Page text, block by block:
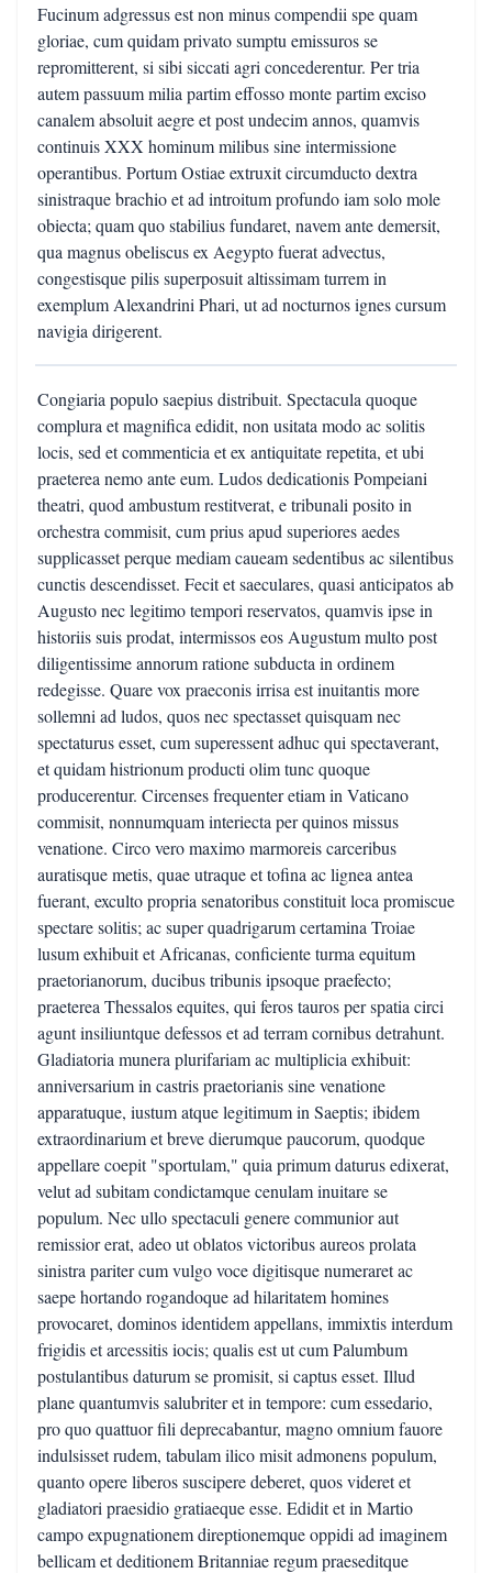
Fucinum adgressus est non minus compendii spe quam
gloriae, cum quidam privato sumptu emissuros se
repromitterent, si sibi siccati agri concederentur. Per tria
autem passuum milia partim effosso monte partim exciso
canalem absoluit aegre et post undecim annos, quamvis
continuis XXX hominum milibus sine intermissione
operantibus. Portum Ostiae extruxit circumducto dextra
sinistraque brachio et ad introitum profundo iam solo mole
obiecta; quam quo stabilius fundaret, navem ante demersit,
qua magnus obeliscus ex Aegypto fuerat advectus,
congestisque pilis superposuit altissimam turrem in
exemplum Alexandrini Phari, ut ad nocturnos ignes cursum
navigia dirigerent.
Congiaria populo saepius distribuit. Spectacula quoque
complura et magnifica edidit, non usitata modo ac solitis
locis, sed et commenticia et ex antiquitate repetita, et ubi
praeterea nemo ante eum. Ludos dedicationis Pompeiani
theatri, quod ambustum restitverat, e tribunali posito in
orchestra commisit, cum prius apud superiores aedes
supplicasset perque mediam caueam sedentibus ac silentibus
cunctis descendisset. Fecit et saeculares, quasi anticipatos ab
Augusto nec legitimo tempori reservatos, quamvis ipse in
historiis suis prodat, intermissos eos Augustum multo post
diligentissime annorum ratione subducta in ordinem
redegisse. Quare vox praeconis irrisa est inuitantis more
sollemni ad ludos, quos nec spectasset quisquam nec
spectaturus esset, cum superessent adhuc qui spectaverant,
et quidam histrionum producti olim tunc quoque
producerentur. Circenses frequenter etiam in Vaticano
commisit, nonnumquam interiecta per quinos missus
venatione. Circo vero maximo marmoreis carceribus
auratisque metis, quae utraque et tofina ac lignea antea
fuerant, exculto propria senatoribus constituit loca promiscue
spectare solitis; ac super quadrigarum certamina Troiae
lusum exhibuit et Africanas, conficiente turma equitum
praetorianorum, ducibus tribunis ipsoque praefecto;
praeterea Thessalos equites, qui feros tauros per spatia circi
agunt insiliuntque defessos et ad terram cornibus detrahunt.
Gladiatoria munera plurifariam ac multiplicia exhibuit:
anniversarium in castris praetorianis sine venatione
apparatuque, iustum atque legitimum in Saeptis; ibidem
extraordinarium et breve dierumque paucorum, quodque
appellare coepit "sportulam," quia primum daturus edixerat,
velut ad subitam condictamque cenulam inuitare se
populum. Nec ullo spectaculi genere communior aut
remissior erat, adeo ut oblatos victoribus aureos prolata
sinistra pariter cum vulgo voce digitisque numeraret ac
saepe hortando rogandoque ad hilaritatem homines
provocaret, dominos identidem appellans, immixtis interdum
frigidis et arcessitis iocis; qualis est ut cum Palumbum
postulantibus daturum se promisit, si captus esset. Illud
plane quantumvis salubriter et in tempore: cum essedario,
pro quo quattuor fili deprecabantur, magno omnium fauore
indulsisset rudem, tabulam ilico misit admonens populum,
quanto opere liberos suscipere deberet, quos videret et
gladiatori praesidio gratiaeque esse. Edidit et in Martio
campo expugnationem direptionemque oppidi ad imaginem
bellicam et deditionem Britanniae regum praeseditque